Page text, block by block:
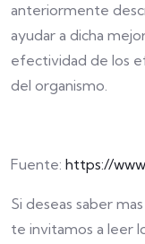
anteriormente
ayudar a dicha
efectividad de los
del organismo.
Fuente: https://
Si deseas saber
te invitamos a leer